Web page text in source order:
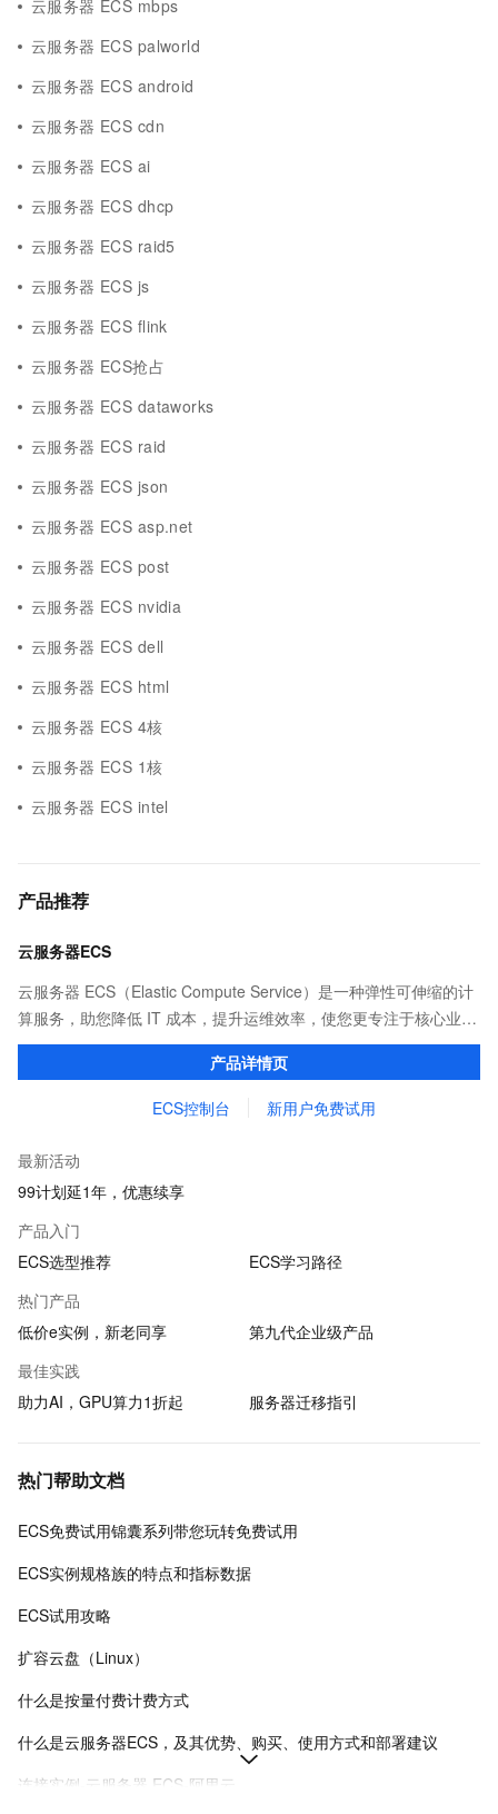
云服务器 ECS mbps
云服务器 ECS palworld
云服务器 ECS android
云服务器 ECS cdn
云服务器 ECS ai
云服务器 ECS dhcp
云服务器 ECS raid5
云服务器 ECS js
云服务器 ECS flink
云服务器 ECS抢占
云服务器 ECS dataworks
云服务器 ECS raid
云服务器 ECS json
云服务器 ECS asp.net
云服务器 ECS post
云服务器 ECS nvidia
云服务器 ECS dell
云服务器 ECS html
云服务器 ECS 4核
云服务器 ECS 1核
云服务器 ECS intel
产品推荐
云服务器ECS
云服务器 ECS（Elastic Compute Service）是一种弹性可伸缩的计
算服务，助您降低 IT 成本，提升运维效率，使您更专注于核心业务
创新。
产品详情页
ECS控制台 新用户免费试用
最新活动
99计划延1年，优惠续享
产品入门
ECS选型推荐
ECS学习路径
热门产品
低价e实例，新老同享
第九代企业级产品
最佳实践
助力AI，GPU算力1折起
服务器迁移指引
热门帮助文档
ECS免费试用锦囊系列带您玩转免费试用
ECS实例规格族的特点和指标数据
ECS试用攻略
扩容云盘（Linux）
什么是按量付费计费方式
什么是云服务器ECS，及其优势、购买、使用方式和部署建议
连接实例-云服务器 ECS-阿里云